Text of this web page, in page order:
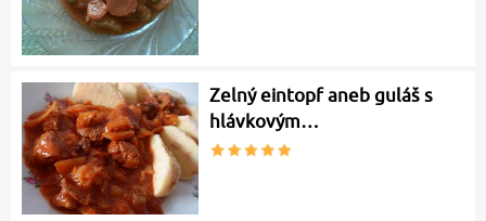
Zelný eintopf aneb guláš s
hlávkovým…